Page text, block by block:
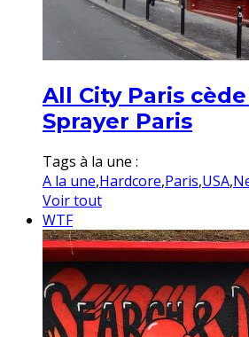
All City Paris
Sprayer Paris
Tags à la une :
A la une,Hardcore,Paris,USA,
Voir tout
WTF